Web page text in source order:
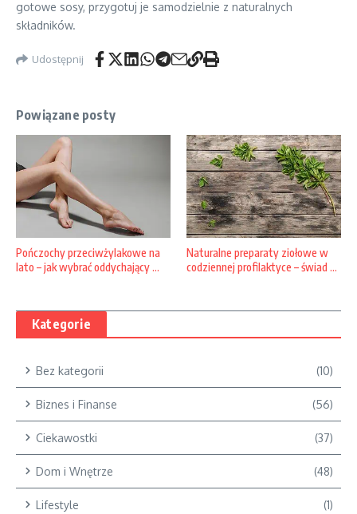
gotowe sosy, przygotuj je samodzielnie z naturalnych
składników.
Udostępnij
Powiązane posty
Pończochy przeciwżylakowe na
lato – jak wybrać oddychający ...
Naturalne preparaty ziołowe w
codziennej profilaktyce – świad ...
Kategorie
Bez kategorii (10)
Biznes i Finanse (56)
Ciekawostki (37)
Dom i Wnętrze (48)
Lifestyle (1)